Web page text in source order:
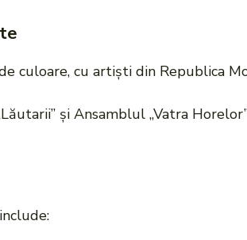
cu artiști din Republica
și Ansamblul „Vatra